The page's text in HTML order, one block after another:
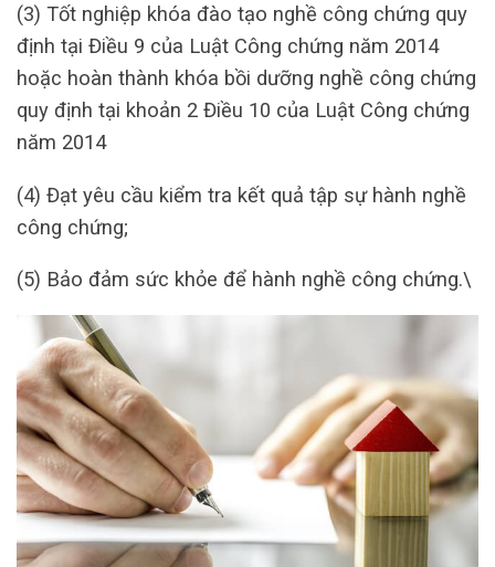
(3) Tốt nghiệp khóa đào tạo nghề công chứng quy
định tại Điều 9 của Luật Công chứng năm 2014
hoặc hoàn thành khóa bồi dưỡng nghề công chứng
quy định tại khoản 2 Điều 10 của Luật Công chứng
năm 2014
(4) Đạt yêu cầu kiểm tra kết quả tập sự hành nghề
công chứng;
(5) Bảo đảm sức khỏe để hành nghề công chứng.\